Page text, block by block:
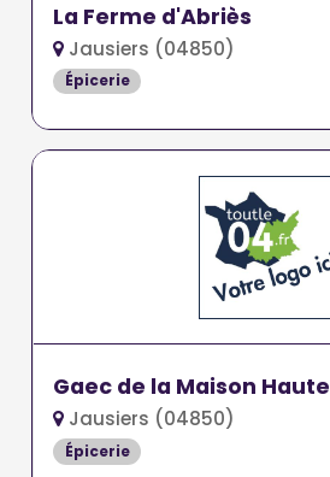
La Ferme d'Abriès
Jausiers (04850)
Épicerie
Gaec de la Maison Haute
Jausiers (04850)
Épicerie